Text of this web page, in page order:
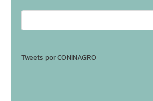
Tweets por CONINAGRO